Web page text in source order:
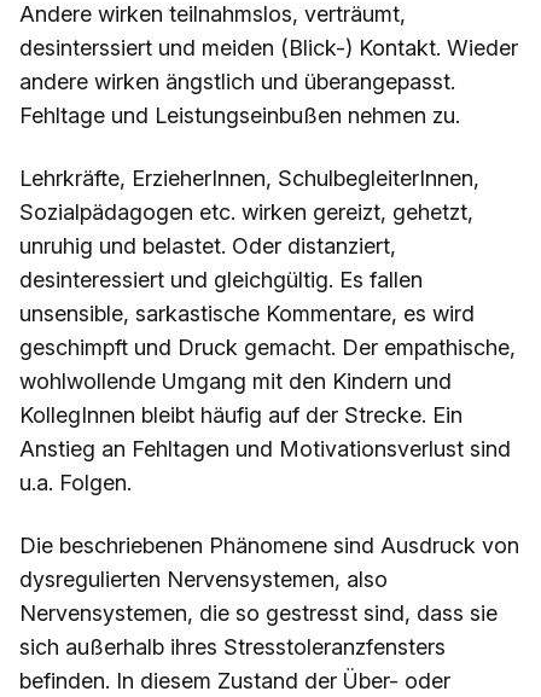
Andere wirken teilnahmslos, verträumt,
desinterssiert und meiden (Blick-) Kontakt. Wieder
andere wirken ängstlich und überangepasst.
Fehltage und Leistungseinbußen nehmen zu.
Lehrkräfte, ErzieherInnen, SchulbegleiterInnen,
Sozialpädagogen etc. wirken gereizt, gehetzt,
unruhig und belastet. Oder distanziert,
desinteressiert und gleichgültig. Es fallen
unsensible, sarkastische Kommentare, es wird
geschimpft und Druck gemacht. Der empathische,
wohlwollende Umgang mit den Kindern und
KollegInnen bleibt häufig auf der Strecke. Ein
Anstieg an Fehltagen und Motivationsverlust sind
u.a. Folgen.
Die beschriebenen Phänomene sind Ausdruck von
dysregulierten Nervensystemen, also
Nervensystemen, die so gestresst sind, dass sie
sich außerhalb ihres Stresstoleranzfensters
befinden. In diesem Zustand der Über- oder